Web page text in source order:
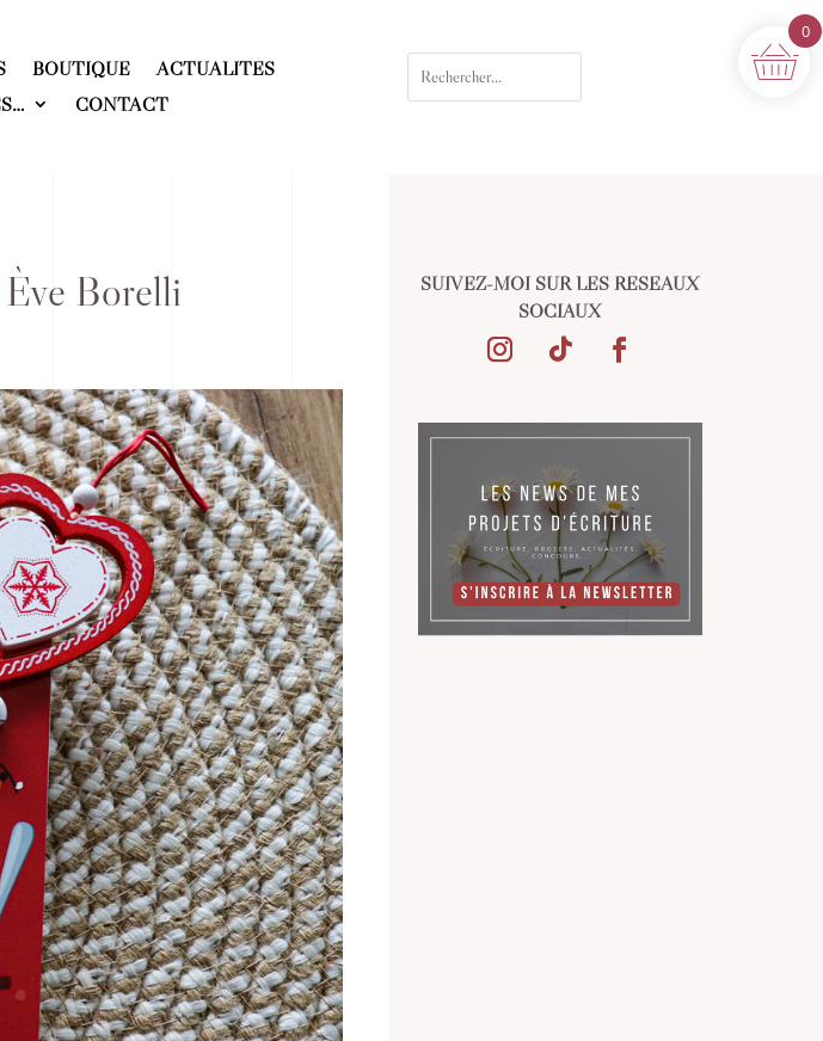
BOUTIQUE
ACTUALITÉS
CONTACT
Ève Borelli
SUIVEZ-MOI SUR LES RÉSEAUX
SOCIAUX
0